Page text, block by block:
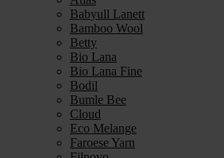
Babyull Lanett
Bamboo Wool
Betty
Bio Lana
Bio Lana Fine
Bodil
Bumle Bee
Cloud
Eco Melange
Faroese Yarn